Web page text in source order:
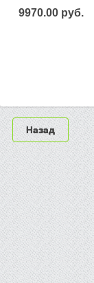
9970.00 руб.
Назад